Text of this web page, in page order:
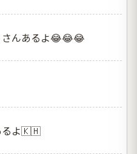
んあるよ😂😂😂
るよ🇰🇭